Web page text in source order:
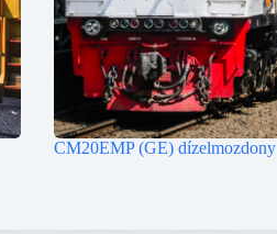
CM20EMP (GE) dízelmozdony